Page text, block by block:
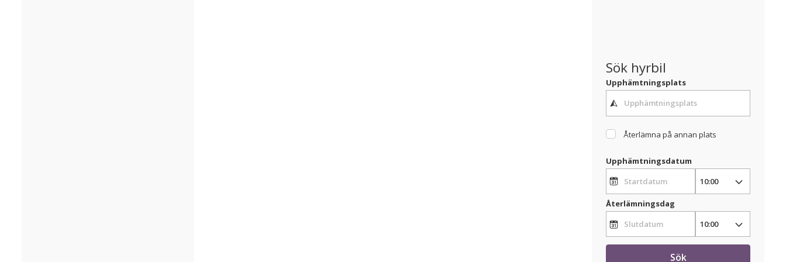
Sök hyrbil
Upphämtningsplats
Återlämna på annan plats
Upphämtningsdatum
Återlämningsdag
Sök